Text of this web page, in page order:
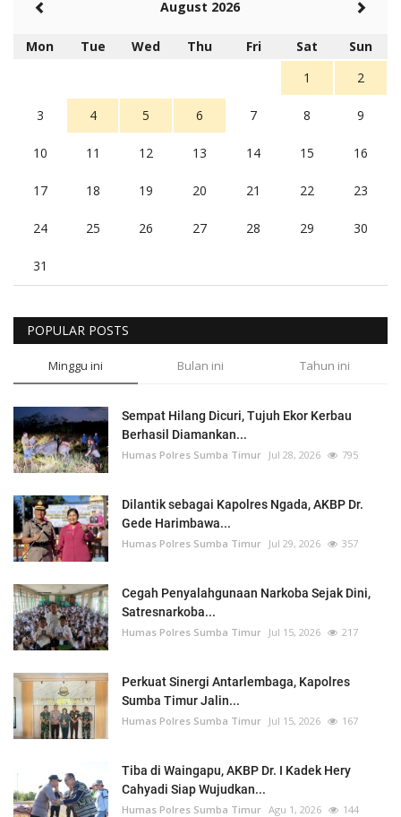
August 2026
Mon Tue Wed Thu Fri Sat
Sun
1
2
3 4 5 6 7 8 9
10 11 12 13 14 15 16
17 18 19 20 21 22 23
24 25 26 27 28 29 30
31
POPULAR POSTS
Minggu ini Bulan ini Tahun ini
Sempat Hilang Dicuri, Tujuh Ekor Kerbau
Berhasil Diamankan...
Humas Polres Sumba Timur Jul 28, 2026 795
Dilantik sebagai Kapolres Ngada, AKBP Dr.
Gede Harimbawa...
Humas Polres Sumba Timur Jul 29, 2026 357
Cegah Penyalahgunaan Narkoba Sejak Dini,
Satresnarkoba...
Humas Polres Sumba Timur Jul 15, 2026 217
Perkuat Sinergi Antarlembaga, Kapolres
Sumba Timur Jalin...
Humas Polres Sumba Timur Jul 15, 2026 167
Tiba di Waingapu, AKBP Dr. I Kadek Hery
Cahyadi Siap Wujudkan...
Humas Polres Sumba Timur Agu 1, 2026 144